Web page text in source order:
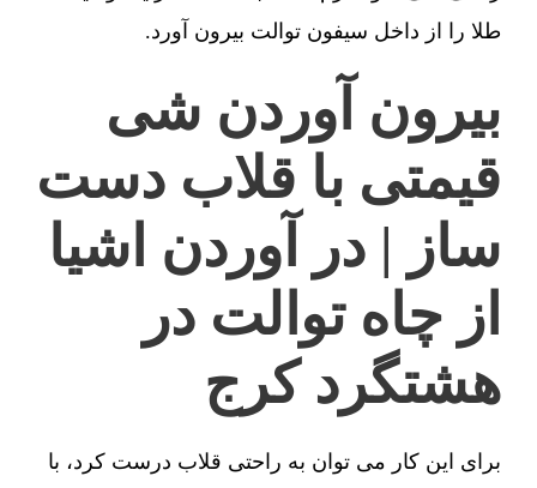
طلا را از داخل سیفون توالت بیرون آورد.
بیرون آوردن شی
قیمتی با قلاب دست
ساز | در آوردن اشیا
از چاه توالت در
هشتگرد کرج
برای این کار می توان به راحتی قلاب درست کرد، با